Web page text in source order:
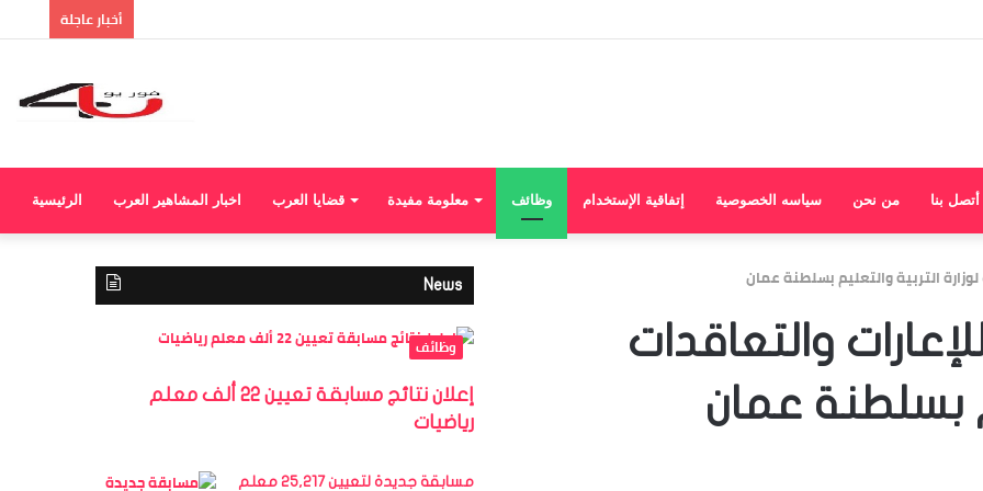
أخبار عاجلة
الرئيسية اخبار المشاهير العرب قضايا العرب معلومة مفيدة وظائف إتفاقية الإستخدام سياسه الخصوصية من نحن أتصل بنا
التربية والتعليم بسلطنة عمان
والتعاقدات
بسلطنة عمان
News
وظائف
إعلان نتائج مسابقة تعيين 22 ألف معلم
رياضيات
مسابقة جديدة لتعيين 25,217 معلم